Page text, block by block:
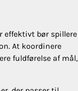
effektivt bør spillere
At koordinere
fuldførelse af mål,